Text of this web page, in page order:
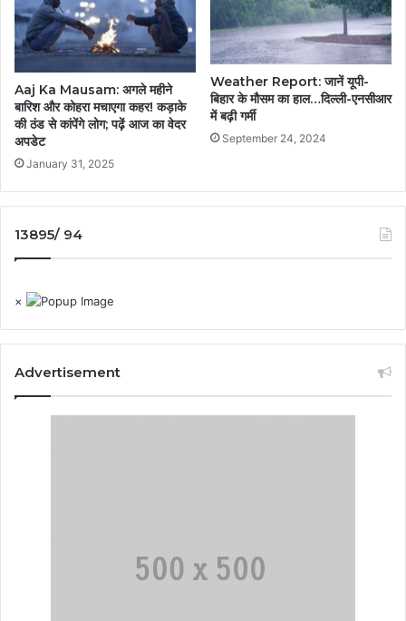
Aaj Ka Mausam: अगले महीने
बारिश और कोहरा मचाएगा कहर! कड़ाके
की ठंड से कांपेंगे लोग; पढ़ें आज का वेदर
अपडेट
January 31, 2025
Weather Report: जानें यूपी-
बिहार के मौसम का हाल…दिल्ली-एनसीआर
में बढ़ी गर्मी
September 24, 2024
13895/ 94
×
Advertisement